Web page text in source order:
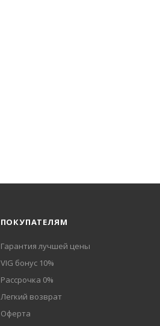
ПОКУПАТЕЛЯМ
Гарантия лучшей цены
VIG бонус 10%
Рассрочка 0%
Легкий возврат
Оферта